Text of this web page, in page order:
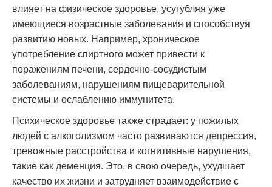
влияет на физическое здоровье, усугубляя уже
имеющиеся возрастные заболевания и способствуя
развитию новых. Например, хроническое
употребление спиртного может привести к
поражениям печени, сердечно-сосудистым
заболеваниям, нарушениям пищеварительной
системы и ослаблению иммунитета.
Психическое здоровье также страдает: у пожилых
людей с алкоголизмом часто развиваются депрессия,
тревожные расстройства и когнитивные нарушения,
такие как деменция. Это, в свою очередь, ухудшает
качество их жизни и затрудняет взаимодействие с